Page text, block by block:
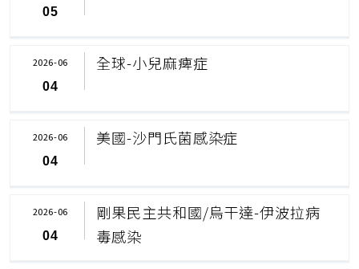
05
全球-小兒麻痺症
2026-06
04
美國-沙門氏菌感染症
2026-06
04
剛果民主共和國/烏干達-伊波拉病
毒感染
2026-06
04